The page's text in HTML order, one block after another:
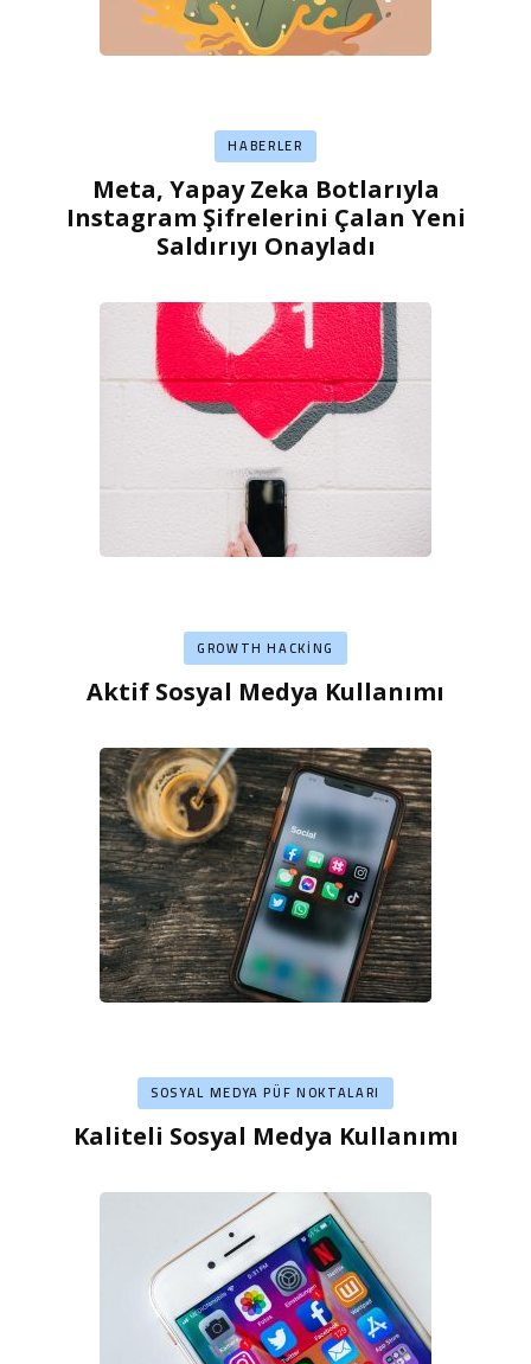
HABERLER
Meta, Yapay Zeka Botlarıyla
Instagram Şifrelerini Çalan Yeni
Saldırıyı Onayladı
GROWTH HACKING
Aktif Sosyal Medya Kullanımı
SOSYAL MEDYA PÜF NOKTALARI
Kaliteli Sosyal Medya Kullanımı